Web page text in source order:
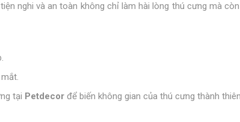
nghi và an toàn không chỉ làm hài lòng thú cưng mà
tại Petdecor để biến không gian của thú cưng thành